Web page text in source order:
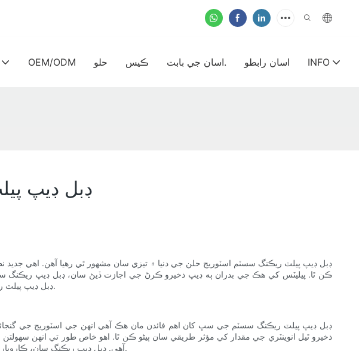
OEM/ODM حلو ڪيس اسان جي بابت. اسان رابطو INFO
ڊبل ڊيپ
ڊبل ڊيپ پيلٽ ريڪنگ سسٽم اسٽوريج حلن جي دنيا ۾ تيزي سان مشهور ٿي رهيا آهن. اهي جديد
ڪن ٿا. پيليٽس کي هڪ جي بدران ٻه ڊيپ ذخيرو ڪرڻ جي اجازت ڏيڻ سان، ڊبل ڊيپ
ڊبل ڊيپ پيلٽ ريڪنگ سسٽم جي مختلف فائدن کي ڳولينداسين ۽ انهن کي اسٽوريج جي جڳهه لاءِ هڪ راند بدلائيندڙ ڇو سمجهيو ويندو آهي.
ڊبل ڊيپ پيلٽ ريڪنگ سسٽم جي سڀ کان اهم فائدن مان هڪ آهي انهن جي اسٽوريج جي
ذخيرو ٿيل انوینٽري جي مقدار کي مؤثر طريقي سان ٻيڻو ڪن ٿا. اهو خاص طور تي انهن
آهي. ڊبل ڊيپ ريڪنگ سان، ڪاروبار پنهنجي سهولتن کي وڌائڻ کان سواءِ وڌيڪ پراڊڪٽس ذخيرو ڪري سگهن ٿا، آخرڪار انهن جو قيمتي وقت ۽ پئسو بچائي ٿو.